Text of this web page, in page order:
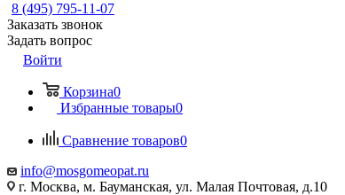
8 (495) 795-11-07
Заказать звонок
Задать вопрос
Войти
Корзина0
Избранные товары0
Сравнение товаров0
info@mosgomeopat.ru
г. Москва, м. Бауманская, ул. Малая Почтовая, д.10